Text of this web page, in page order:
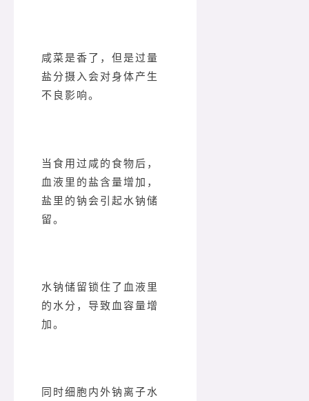
咸菜是香了，但是过量
盐分摄入会对身体产生
不良影响。
当食用过咸的食物后，
血液里的盐含量增加，
盐里的钠会引起水钠储
留。
水钠储留锁住了血液里
的水分，导致血容量增
加。
同时细胞内外钠离子水